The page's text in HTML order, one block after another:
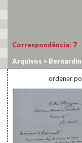
Correspondência: 7
Arquivos >
ordenar